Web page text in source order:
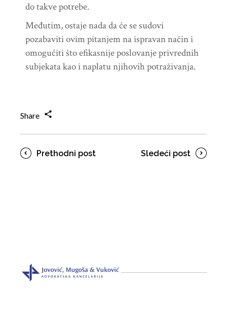
do takve potrebe.
Međutim, ostaje nada da će se sudovi
pozabaviti ovim pitanjem na ispravan način i
omogućiti što efikasnije poslovanje privrednih
subjekata kao i naplatu njihovih potraživanja.
Share
Prethodni post Sledeći post